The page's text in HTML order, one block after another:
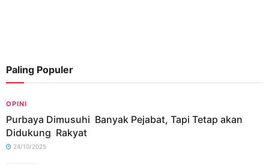
Paling Populer
OPINI
Purbaya Dimusuhi Banyak Pejabat, Tapi Tetap akan
Didukung Rakyat
24/10/2025